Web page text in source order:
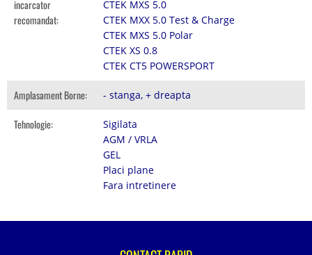
incarcator
recomandat:
CTEK MXS 5.0
CTEK MXX 5.0 Test & Charge
CTEK MXS 5.0 Polar
CTEK XS 0.8
CTEK CT5 POWERSPORT
Amplasament Borne: - stanga, + dreapta
Tehnologie:
Sigilata
AGM / VRLA
GEL
Placi plane
Fara intretinere